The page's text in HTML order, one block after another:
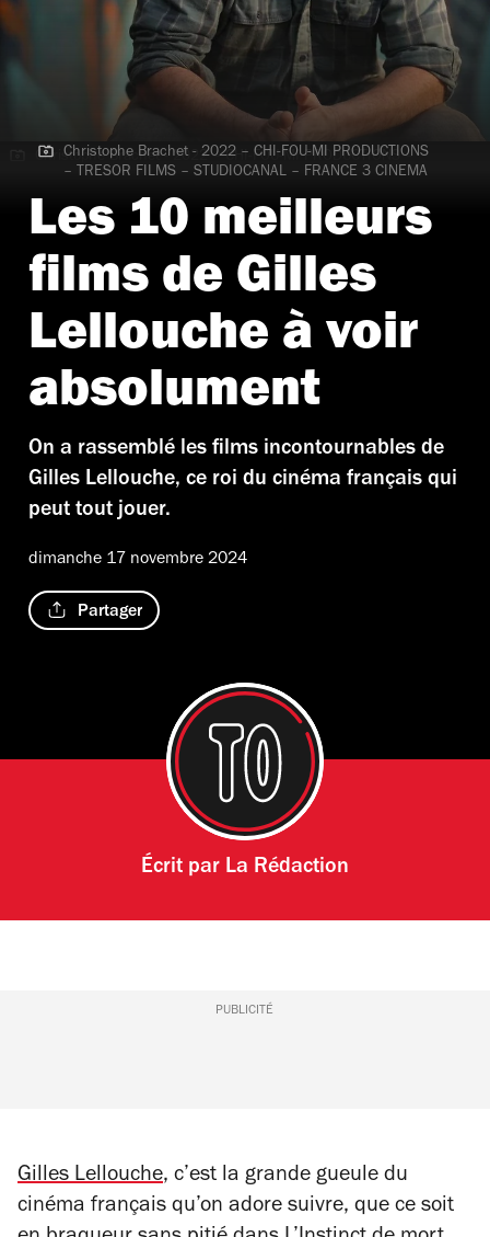
Christophe Brachet - 2022 – CHI-FOU-MI PRODUCTIONS –
TRESOR FILMS – STUDIOCANAL – FRANCE 3 CINEMA
Christophe Brachet - 2022 – CHI-FOU-MI PRODUCTIONS
– TRESOR FILMS – STUDIOCANAL – FRANCE 3 CINEMA
Les 10 meilleurs
films de Gilles
Lellouche à voir
absolument
On a rassemblé les films incontournables de
Gilles Lellouche, ce roi du cinéma français qui
peut tout jouer.
dimanche 17 novembre 2024
Partager
Écrit par La Rédaction
PUBLICITÉ
Gilles Lellouche, c’est la grande gueule du
cinéma français qu’on adore suivre, que ce soit